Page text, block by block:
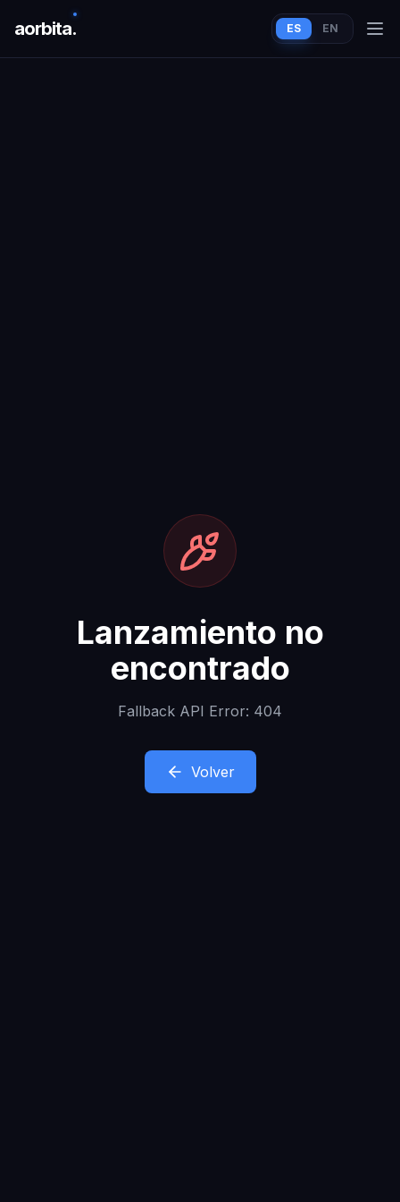
aorbita. ES EN
Lanzamiento no
encontrado
Fallback API Error: 404
Volver